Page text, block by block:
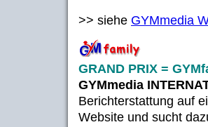
>> siehe GYMmedia
GRAND PRIX =
GYMmedia
Berichterstattung auf
Website und sucht